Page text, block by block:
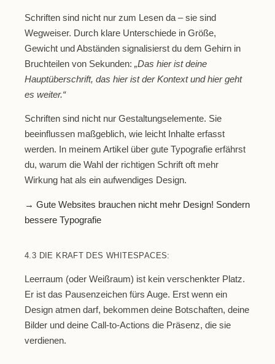
Schriften sind nicht nur zum Lesen da – sie sind
Wegweiser. Durch klare Unterschiede in Größe,
Gewicht und Abständen signalisierst du dem Gehirn in
Bruchteilen von Sekunden: „Das hier ist deine
Hauptüberschrift, das hier ist der Kontext und hier geht
es weiter.“
Schriften sind nicht nur Gestaltungselemente. Sie
beeinflussen maßgeblich, wie leicht Inhalte erfasst
werden. In meinem Artikel über gute Typografie erfährst
du, warum die Wahl der richtigen Schrift oft mehr
Wirkung hat als ein aufwendiges Design.
→ Gute Websites brauchen nicht mehr Design! Sondern
bessere Typografie
4.3 DIE KRAFT DES WHITESPACES:
Leerraum (oder Weißraum) ist kein verschenkter Platz.
Er ist das Pausenzeichen fürs Auge. Erst wenn ein
Design atmen darf, bekommen deine Botschaften, deine
Bilder und deine Call-to-Actions die Präsenz, die sie
verdienen.